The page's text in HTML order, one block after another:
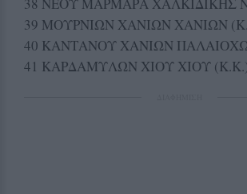
39 ΜΟΥΡΝΙΩΝ ΧΑΝΙΩΝ ΧΑΝΙΩΝ
40 ΚΑΝΤΑΝΟΥ ΧΑΝΙΩΝ
41 ΚΑΡΔΑΜΥΛΩΝ ΧΙΟΥ ΧΙΟΥ